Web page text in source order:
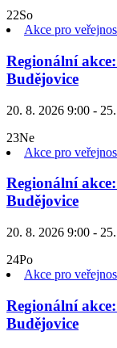
22So
Akce pro
Regionální
Budějovice
20. 8. 2026 9:00 -
23Ne
Akce pro
Regionální
Budějovice
20. 8. 2026 9:00 -
24Po
Akce pro
Regionální
Budějovice